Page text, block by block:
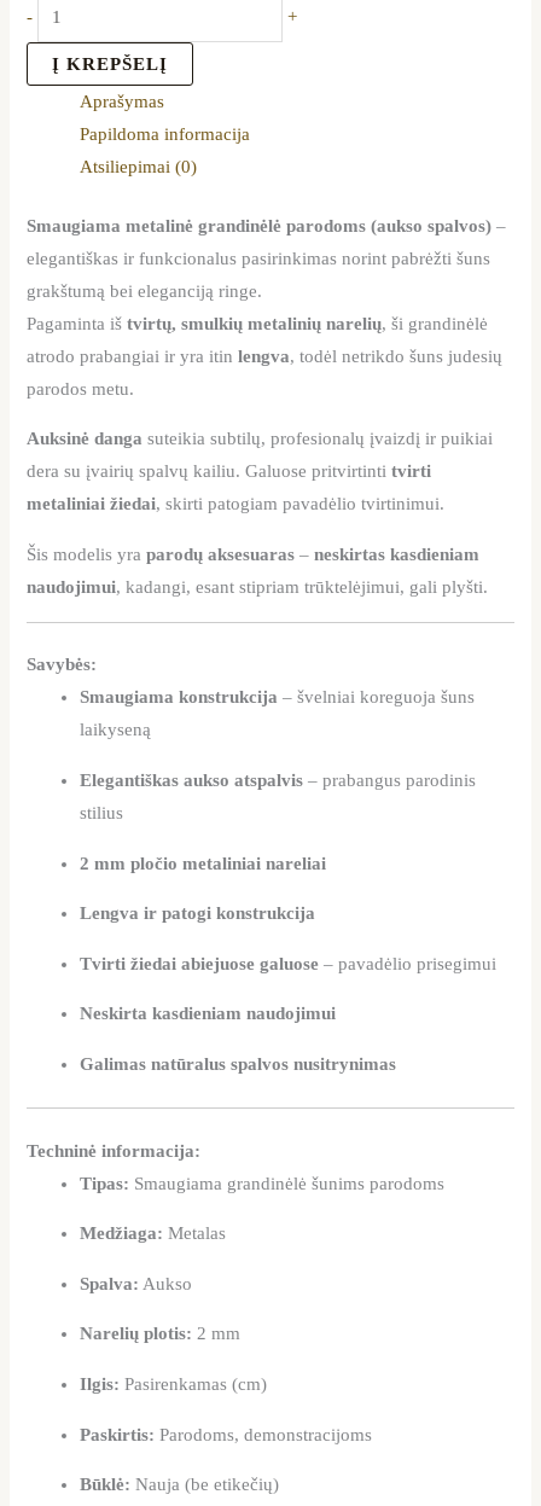
- +
Į KREPŠELĮ
Aprašymas
Papildoma informacija
Atsiliepimai (0)
Smaugiama metalinė grandinėlė parodoms (aukso spalvos) –
elegantiškas ir funkcionalus pasirinkimas norint pabrėžti šuns
grakštumą bei eleganciją ringe.
Pagaminta ištvirtų, smulkių metalinių narelių, ši grandinėlė
atrodo prabangiai ir yra itinlengva, todėl netrikdo šuns judesių
parodos metu.
Auksinė danga suteikia subtilų, profesionalų įvaizdį ir puikiai
dera su įvairių spalvų kailiu. Galuose pritvirtintitvirti
metaliniai žiedai, skirti patogiam pavadėlio tvirtinimui.
Šis modelis yraparodų aksesuaras –neskirtas kasdieniam
naudojimui, kadangi, esant stipriam trūktelėjimui, gali plyšti.
Savybės:
Smaugiama konstrukcija – švelniai koreguoja šuns
laikyseną
Elegantiškas aukso atspalvis – prabangus parodinis
stilius
2 mm pločio metaliniai nareliai
Lengva ir patogi konstrukcija
Tvirti žiedai abiejuose galuose – pavadėlio prisegimui
Neskirta kasdieniam naudojimui
Galimas natūralus spalvos nusitrynimas
Techninė informacija:
Tipas: Smaugiama grandinėlė šunims parodoms
Medžiaga: Metalas
Spalva: Aukso
Narelių plotis: 2 mm
Ilgis: Pasirenkamas (cm)
Paskirtis: Parodoms, demonstracijoms
Būklė: Nauja (be etikečių)